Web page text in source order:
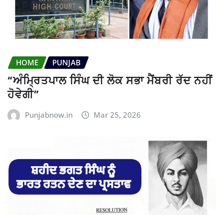
HOME PUNJAB
“ਅੰਮ੍ਰਿਤਪਾਲ ਸਿੰਘ ਦੀ ਲੋਕ ਸਭਾ ਮੈਂਬਰੀ ਰੱਦ ਨਹੀਂ
ਹੋਵੇਗੀ”
Punjabnow.in Mar 25, 2026